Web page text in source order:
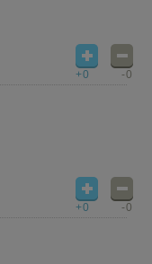
+0 -0
+0 -0